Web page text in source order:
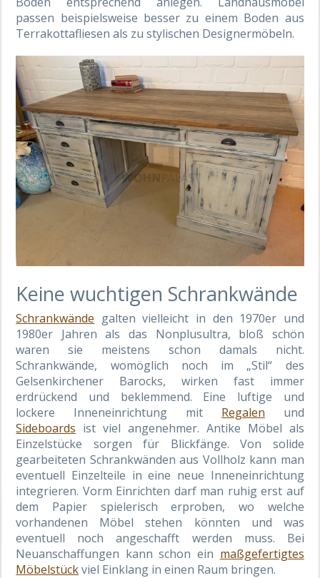
passen beispielsweise besser zu einem Boden aus
Terrakottafliesen als zu stylischen Designermöbeln.
Keine wuchtigen Schrankwände
Schrankwände galten vielleicht in den 1970er und
1980er Jahren als das Nonplusultra, bloß schön
waren sie meistens schon damals nicht.
Schrankwände, womöglich noch im „Stil“ des
Gelsenkirchener Barocks, wirken fast immer
erdrückend und beklemmend. Eine luftige und
lockere Inneneinrichtung mit Regalen und
Sideboards ist viel angenehmer. Antike Möbel als
Einzelstücke sorgen für Blickfänge. Von solide
gearbeiteten Schrankwänden aus Vollholz kann man
eventuell Einzelteile in eine neue Inneneinrichtung
integrieren. Vorm Einrichten darf man ruhig erst auf
dem Papier spielerisch erproben, wo welche
vorhandenen Möbel stehen könnten und was
eventuell noch angeschafft werden muss. Bei
Neuanschaffungen kann schon ein maßgefertigtes
Möbelstückviel Einklang in einen Raum bringen.